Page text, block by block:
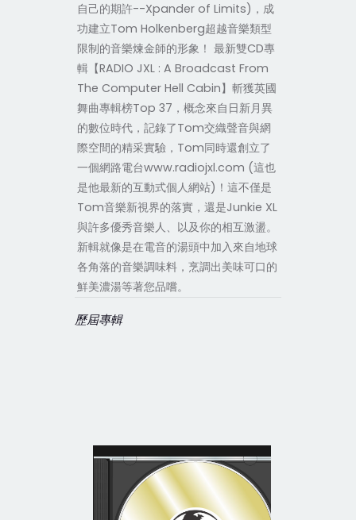
自己的期許--Xpander of Limits)，成
功建立Tom Holkenberg超越音樂類型
限制的音樂煉金師的形象！ 最新雙CD專
輯【RADIO JXL : A Broadcast From
The Computer Hell Cabin】斬獲英國
舞曲專輯榜Top 37，概念來自日新月異
的數位時代，記錄了Tom交織聲音與網
際空間的精采實驗，Tom同時還創立了
一個網路電台www.radiojxl.com (這也
是他最新的互動式個人網站)！這不僅是
Tom音樂新視界的落實，還是Junkie XL
與許多優秀音樂人、以及你的相互激盪。
新輯就像是在電音的湯頭中加入來自地球
各角落的音樂調味料，烹調出美味可口的
鮮美濃湯等著您品嚐。
歷屆專輯